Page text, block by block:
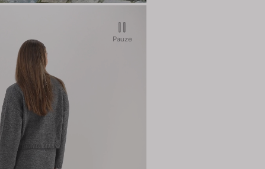
Pauze